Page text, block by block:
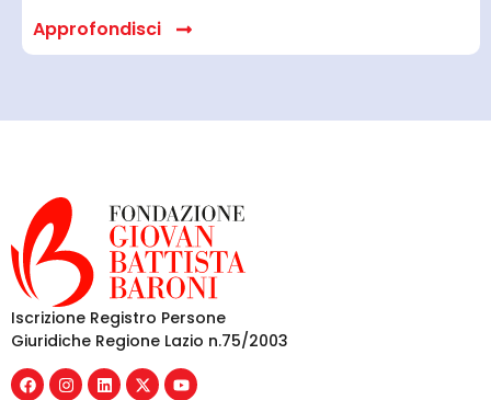
Approfondisci
Iscrizione Registro Persone
Giuridiche Regione Lazio n.75/2003